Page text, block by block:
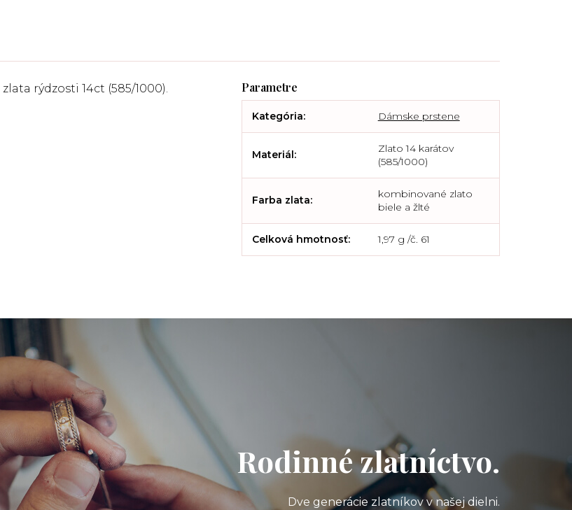
zlata rýdzosti 14ct (585/1000).
Kategória: Dámske prstene
Materiál:
Zlato 14 karátov
(585/1000)
Farba zlata:
kombinované zlato
biele a žlté
Celková hmotnosť: 1,97 g /č. 61
Rodinné zlatníctvo.
Dve generácie zlatníkov v našej dielni.